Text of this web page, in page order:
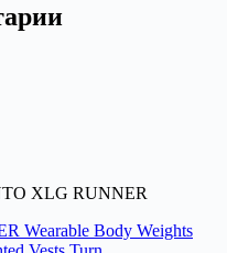
XLG RUNNER
Wearable Body Weights